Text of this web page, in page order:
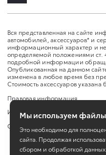
Вся представленная на сайте
автомобилей, аксессуаров* и
информационный характер и
определяемой положениями ст.
подробной информации
Опубликованная на данном
изменена в любое время без
Стоимость аксессуаров указана
Правовая информация
Изменить настройку cookies
Сбросить cookie
Мы используем файлы
Это необходимо для
сайта. Продолжая
сбором и обработкой данных.